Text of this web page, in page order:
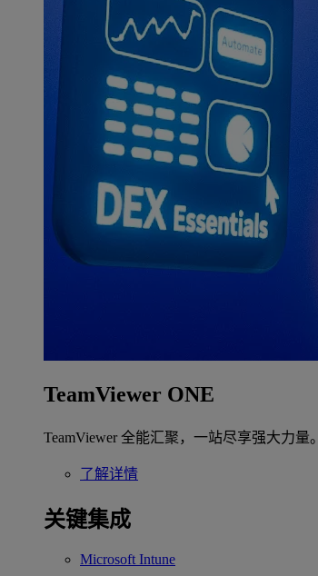
TeamViewer ONE
TeamViewer 全能汇聚，一站尽享强大力量。
了解详情
关键集成
Microsoft Intune